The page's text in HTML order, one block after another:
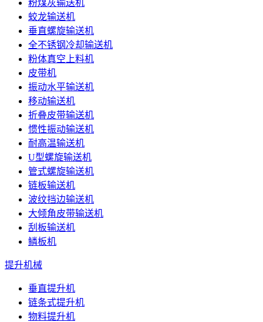
粉煤灰输送机
蛟龙输送机
垂直螺旋输送机
全不锈钢冷却输送机
粉体真空上料机
皮带机
振动水平输送机
移动输送机
折叠皮带输送机
惯性振动输送机
耐高温输送机
U型螺旋输送机
管式螺旋输送机
链板输送机
波纹挡边输送机
大倾角皮带输送机
刮板输送机
鳞板机
提升机械
垂直提升机
链条式提升机
物料提升机